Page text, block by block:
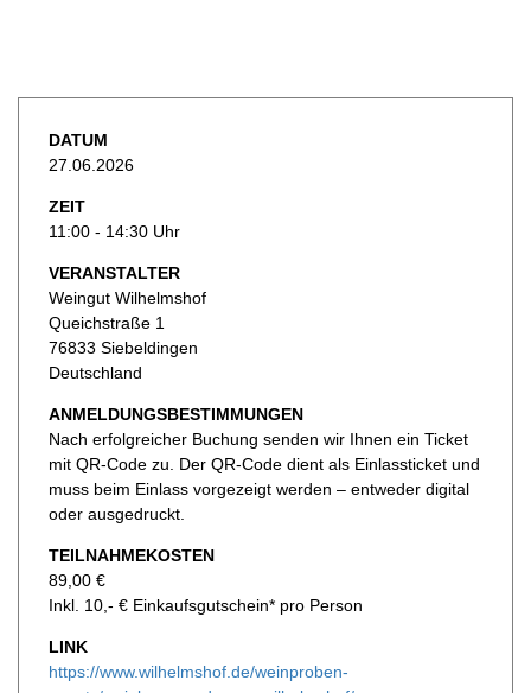
DATUM
27.06.2026
ZEIT
11:00 - 14:30 Uhr
VERANSTALTER
Weingut Wilhelmshof
Queichstraße 1
76833 Siebeldingen
Deutschland
ANMELDUNGSBESTIMMUNGEN
Nach erfolgreicher Buchung senden wir Ihnen ein Ticket
mit QR-Code zu. Der QR-Code dient als Einlassticket und
muss beim Einlass vorgezeigt werden – entweder digital
oder ausgedruckt.
TEILNAHMEKOSTEN
89,00 €
Inkl. 10,- € Einkaufsgutschein* pro Person
LINK
https://www.wilhelmshof.de/weinproben-